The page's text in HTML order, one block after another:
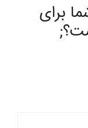
برای